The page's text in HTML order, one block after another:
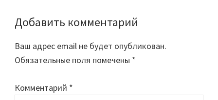
Reader
Interactions
Добавить комментарий
Ваш адрес email не будет опубликован.
Обязательные поля помечены *
Комментарий *